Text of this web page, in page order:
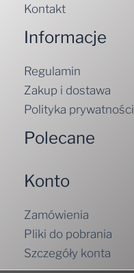
Kontakt
Informacje
Regulamin
Zakup i dostawa
Polityka prywatności
Polecane
Konto
Zamówienia
Pliki do pobrania
Szczegóły konta